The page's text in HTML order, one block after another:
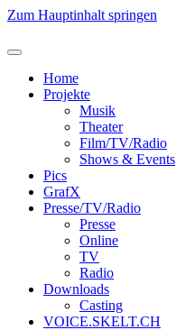
Zum Hauptinhalt springen
Home
Projekte
Musik
Theater
Film/TV/Radio
Shows & Events
Pics
GrafX
Presse/TV/Radio
Presse
Online
TV
Radio
Downloads
Casting
VOICE.SKELT.CH